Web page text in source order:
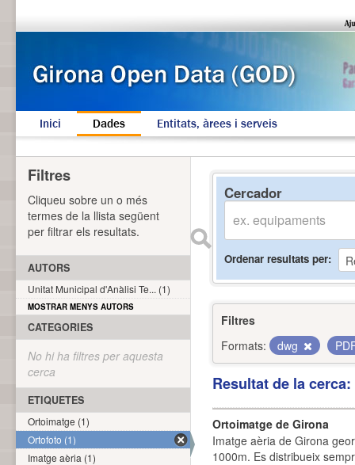
Inici Dades Entitats, àrees i serveis
Cercador
Ordenar resultats per
Filtres
Formats:
dwg
Resultat de la
Ortoimatge de Girona
Imatge aèria de Girona
1000m. Es distribueix
Filtres
Cliqueu sobre un o més
termes de la llista següent
per filtrar els resultats.
AUTORS
Unitat Municipal d'Anàlisi Te... (1)
MOSTRAR MENYS AUTORS
CATEGORIES
No hi ha filtres per aquesta
cerca
ETIQUETES
Ortoimatge (1)
Ortofoto (1)
Imatge aèria (1)